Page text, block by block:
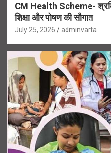
CM Health Scheme-
शिक्षा और पोषण की सौगात
July 25, 2026 adminvarta